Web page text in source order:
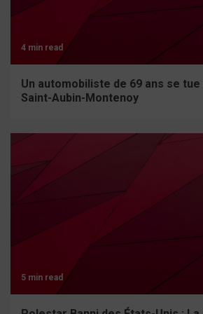
4 min read
Un automobiliste de 69 ans se
Saint-Aubin-Montenoy
5 min read